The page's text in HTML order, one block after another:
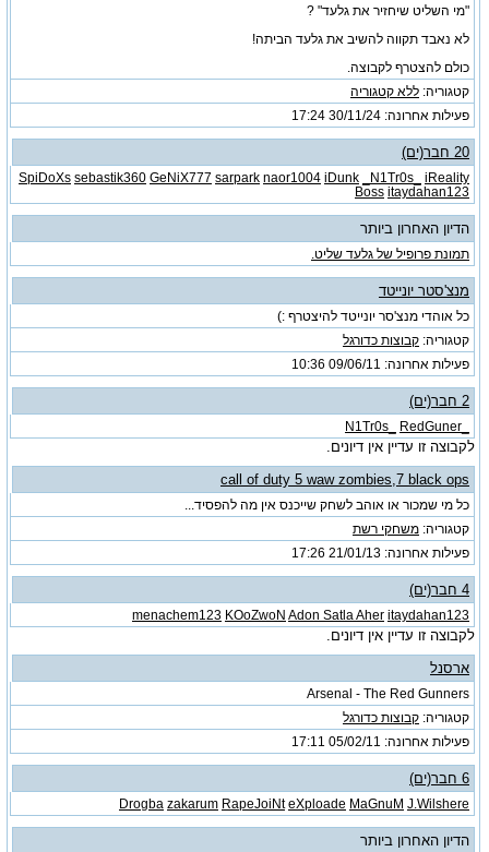
"מי השליט שיחזיר את גלעד" ?
לא נאבד תקווה להשיב את גלעד הביתה!
כולם להצטרף לקבוצה.
קטגוריה: ללא קטגוריה
פעילות אחרונה: 30/11/24
17:24
20 חבר(ים)
SpiDoXs sebastik360 GeNiX777 sarpark naor1004 iDunk _N1Tr0s_
iReality
Boss itaydahan123
הדיון האחרון ביותר
תמונת פרופיל של גלעד שליט.
מנצ'סטר יונייטד
כל אוהדי מנצ'סר יונייטד להיצטרף :)
קטגוריה: קבוצות כדורגל
פעילות אחרונה: 09/06/11
10:36
2 חבר(ים)
RedGuner
לקבוצה זו עדיין אין דיונים.
call of duty 5 waw zombies,7 black ops
כל מי שמכור או אוהב לשחק שייכנס אין מה להפסיד...
קטגוריה: משחקי רשת
פעילות אחרונה: 21/01/13
17:26
4 חבר(ים)
menachem123 KOoZwoN Adon Satla Aher itaydahan123
לקבוצה זו עדיין אין דיונים.
ארסנל
Arsenal - The Red Gunners
קטגוריה: קבוצות כדורגל
פעילות אחרונה: 05/02/11
17:11
6 חבר(ים)
Drogba zakarum RapeJoiNt eXploade MaGnuM J.Wilshere
הדיון האחרון ביותר